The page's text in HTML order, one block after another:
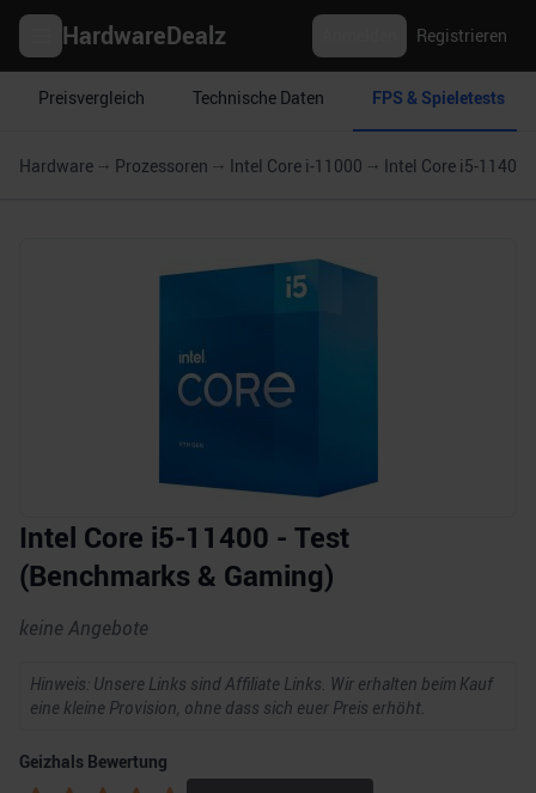
HardwareDealz Registrieren
Preisvergleich Technische Daten FPS & Spieletests
Hardware Prozessoren Intel Core i-11000 Intel Core i5-11400
Intel Core i5-11400 - Test
(Benchmarks & Gaming)
keine Angebote
Hinweis: Unsere Links sind Affiliate Links. Wir erhalten beim Kauf
eine kleine Provision, ohne dass sich euer Preis erhöht.
Geizhals Bewertung